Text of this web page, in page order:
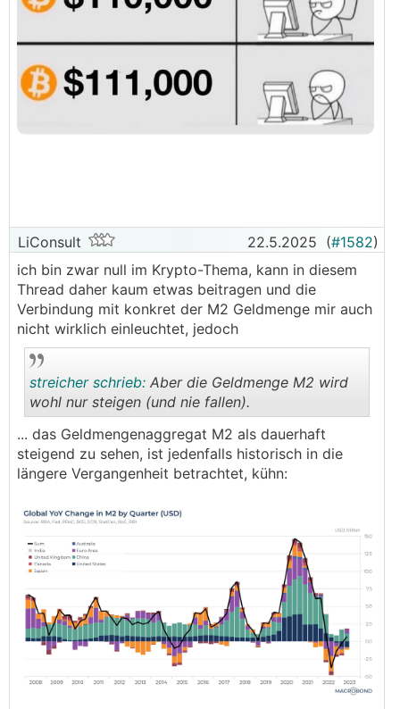
LiConsult 22.5.2025 (#1582)
ich bin zwar null im Krypto-Thema, kann in diesem
Thread daher kaum etwas beitragen und die
Verbindung mit konkret der M2 Geldmenge mir auch
nicht wirklich einleuchtet, jedoch
..
streicher schrieb: Aber die Geldmenge M2 wird
wohl nur steigen (und nie fallen).
... das Geldmengenaggregat M2 als dauerhaft
steigend zu sehen, ist jedenfalls historisch in die
längere Vergangenheit betrachtet, kühn: